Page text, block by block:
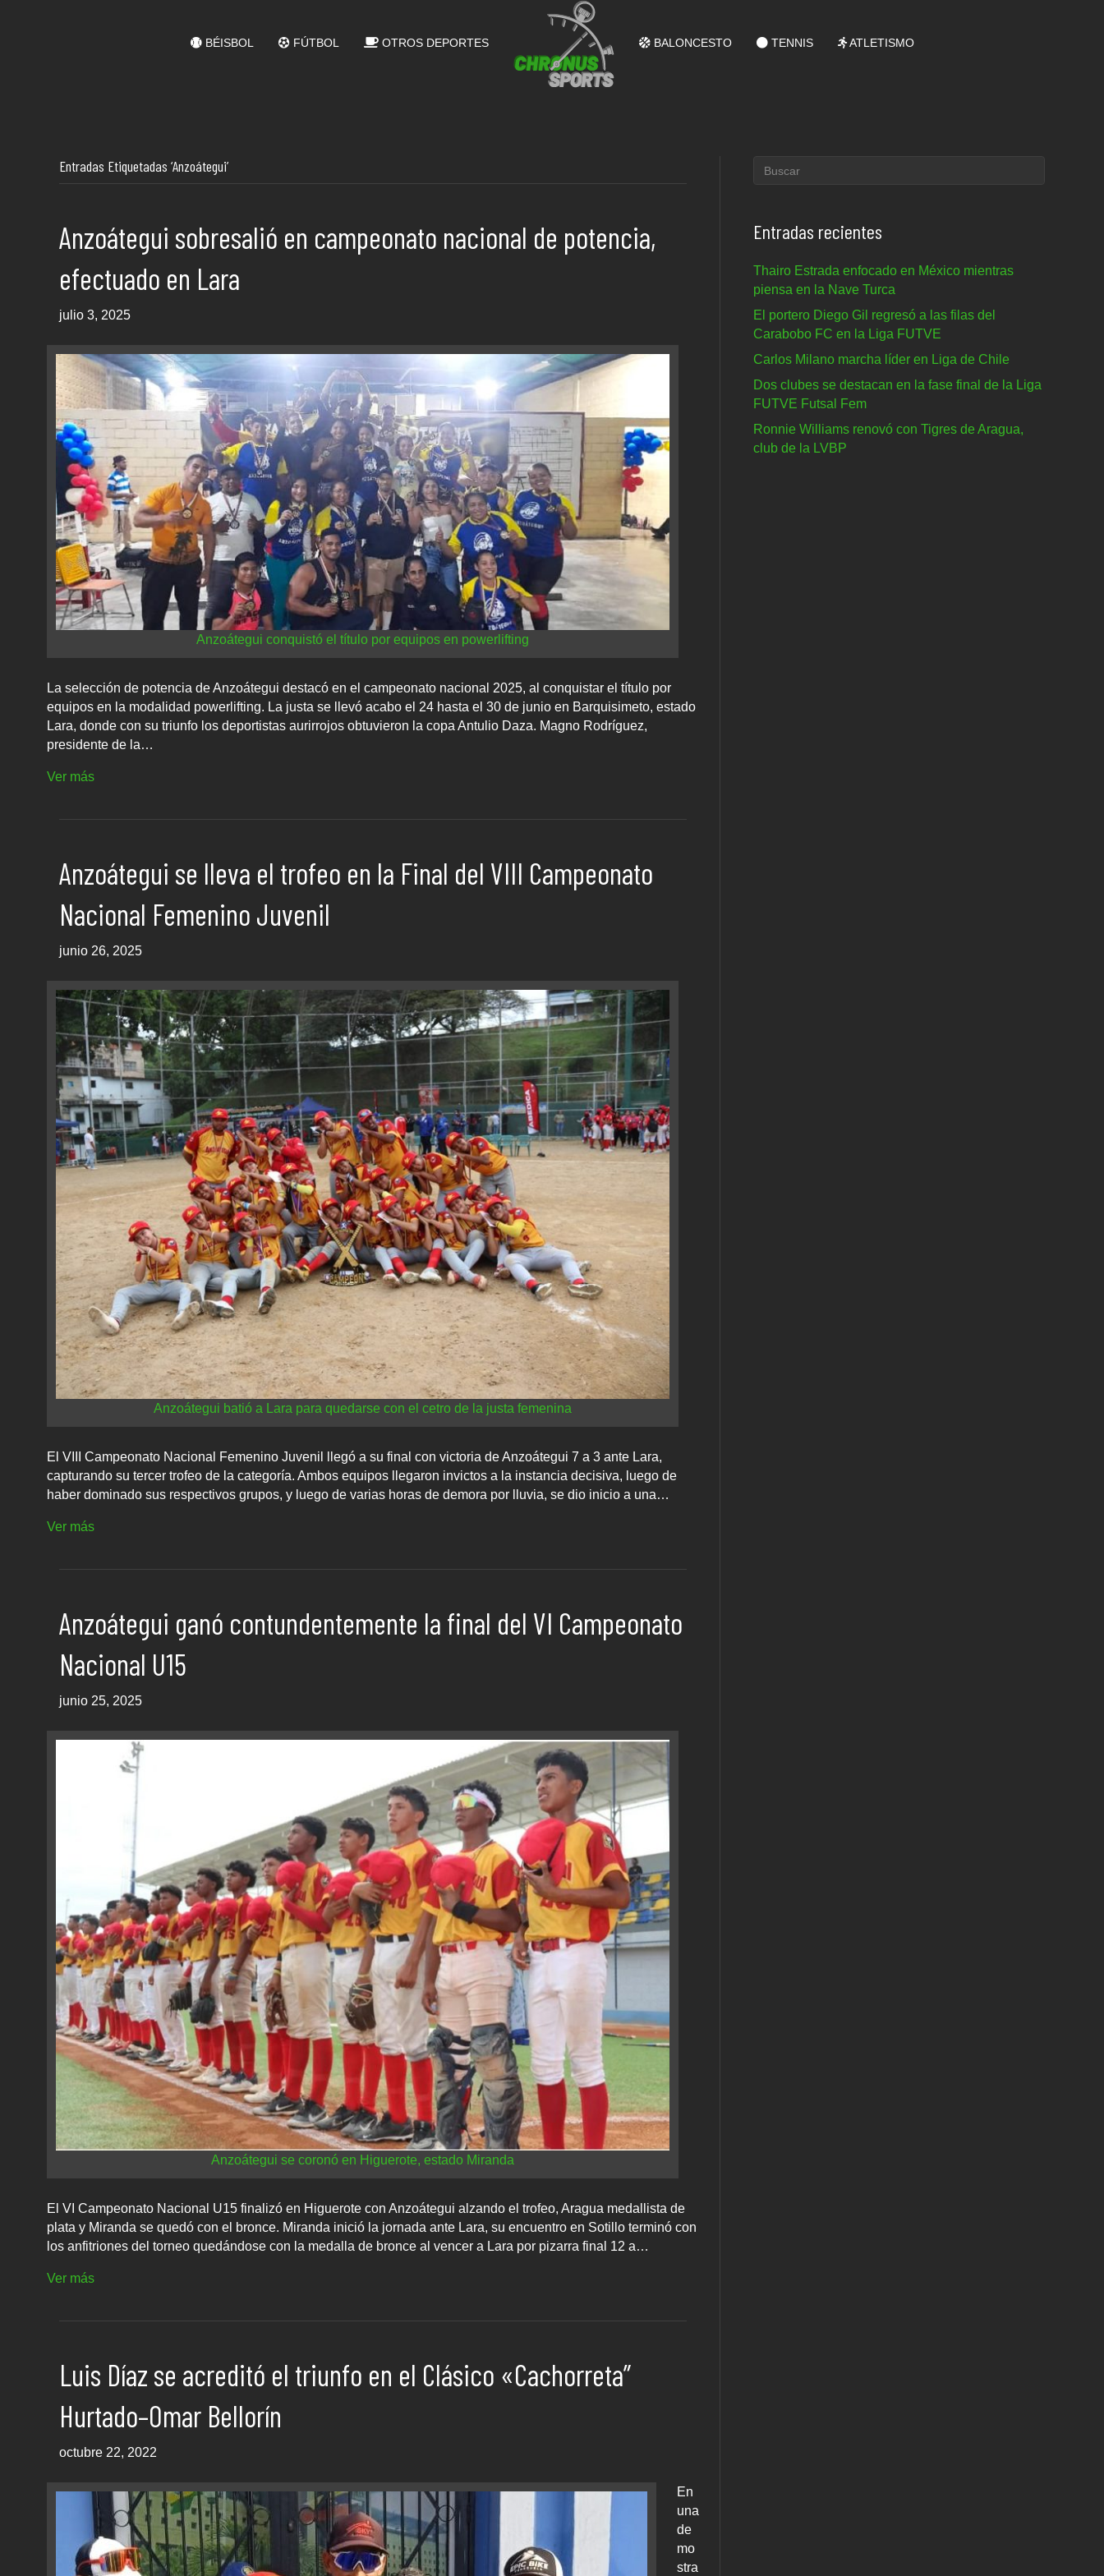
BÉISBOL FÚTBOL OTROS DEPORTES BALONCESTO TENNIS ATLETISMO
Entradas Etiquetadas ‘Anzoátegui’
Anzoátegui sobresalió en campeonato nacional de potencia,
efectuado en Lara
julio 3, 2025
Anzoátegui conquistó el título por equipos en powerlifting
La selección de potencia de Anzoátegui destacó en el campeonato nacional 2025, al conquistar el título por
equipos en la modalidad powerlifting. La justa se llevó acabo el 24 hasta el 30 de junio en Barquisimeto, estado
Lara, donde con su triunfo los deportistas aurirrojos obtuvieron la copa Antulio Daza. Magno Rodríguez,
presidente de la…
Ver más
Anzoátegui se lleva el trofeo en la Final del VIII Campeonato
Nacional Femenino Juvenil
junio 26, 2025
Anzoátegui batió a Lara para quedarse con el cetro de la justa femenina
El VIII Campeonato Nacional Femenino Juvenil llegó a su final con victoria de Anzoátegui 7 a 3 ante Lara,
capturando su tercer trofeo de la categoría. Ambos equipos llegaron invictos a la instancia decisiva, luego de
haber dominado sus respectivos grupos, y luego de varias horas de demora por lluvia, se dio inicio a una…
Ver más
Anzoátegui ganó contundentemente la final del VI Campeonato
Nacional U15
junio 25, 2025
Anzoátegui se coronó en Higuerote, estado Miranda
El VI Campeonato Nacional U15 finalizó en Higuerote con Anzoátegui alzando el trofeo, Aragua medallista de
plata y Miranda se quedó con el bronce. Miranda inició la jornada ante Lara, su encuentro en Sotillo terminó con
los anfitriones del torneo quedándose con la medalla de bronce al vencer a Lara por pizarra final 12 a…
Ver más
Luis Díaz se acreditó el triunfo en el Clásico «Cachorreta”
Hurtado–Omar Bellorín
octubre 22, 2022
En
una
de
mo
stra
Entradas recientes
Thairo Estrada enfocado en México mientras
piensa en la Nave Turca
El portero Diego Gil regresó a las filas del
Carabobo FC en la Liga FUTVE
Carlos Milano marcha líder en Liga de Chile
Dos clubes se destacan en la fase final de la Liga
FUTVE Futsal Fem
Ronnie Williams renovó con Tigres de Aragua,
club de la LVBP